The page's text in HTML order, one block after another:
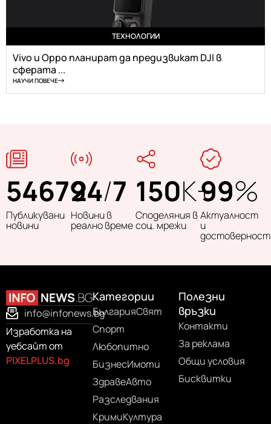
ТЕХНОЛОГИИ
Vivo и Oppo планират да предизвикат DJI в
сферата ...
НАУЧИ ПОВЕЧЕ
54679
Публикувани
новини
24/7
Новини в
реално време
150K+
Споделяния в
соц. мрежи
99%
Актуалност
и
достоверност
info@infonews.bg
Изработка на
уебсайт от
PIXELPLUS.bg
Категории
БългарияСвят
Спорт
Любопитно
БизнесИмоти
ЗдравеАвто
Разследвания
КримиКултура
Полезни
връзки
Контакти
За реклама
Общи условия
Бисквитки